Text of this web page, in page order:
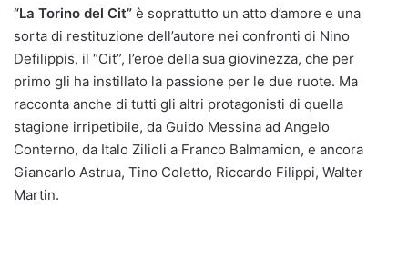
“La Torino del Cit” è soprattutto un atto d’amore e una
sorta di restituzione dell’autore nei confronti di Nino
Defilippis, il “Cit”, l’eroe della sua giovinezza, che per
primo gli ha instillato la passione per le due ruote. Ma
racconta anche di tutti gli altri protagonisti di quella
stagione irripetibile, da Guido Messina ad Angelo
Conterno, da Italo Zilioli a Franco Balmamion, e ancora
Giancarlo Astrua, Tino Coletto, Riccardo Filippi, Walter
Martin.